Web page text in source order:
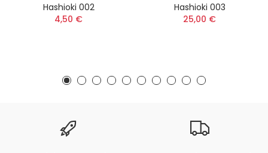
Hashioki 002
4,50 €
Hashioki 003
25,00 €